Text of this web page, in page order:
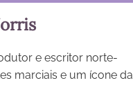
e escritor norte-
marciais e um ícone da